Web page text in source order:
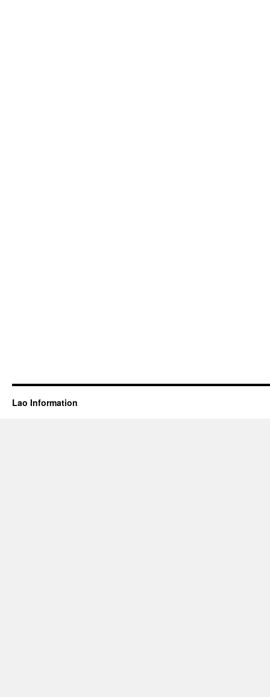
Lao Information